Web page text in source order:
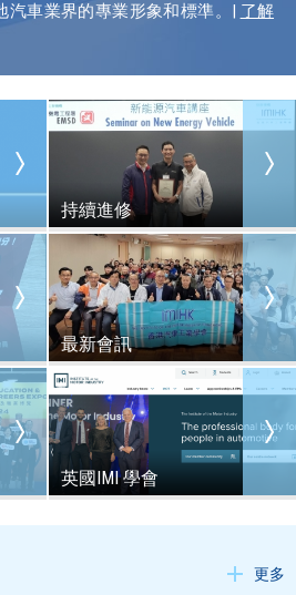
車業界的專業形象和標準。 | 了解
持續進修
最新會訊
英國IMI 學會
更多